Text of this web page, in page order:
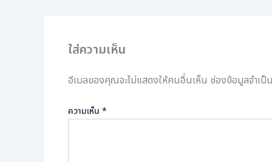
ใส่ความเห็น
อีเมลของคุณจะไม่แสดงให้คนอื่นเห็น ช่องข้อมูลจำเป็
ความเห็น *